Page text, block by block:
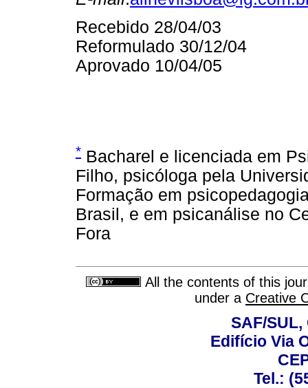
Recebido 28/04/03
Reformulado 30/12/04
Aprovado 10/04/05
* Bacharel e licenciada em
Filho, psicóloga pela
Formação em
Brasil, e em psicanálise no
Fora
All the contents of this
under a Creative
SAF/
Edifício Via
Tel.: